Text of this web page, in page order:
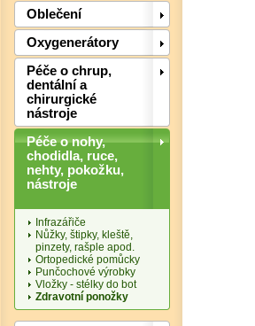
Oblečení
Oxygenerátory
Péče o chrup,
dentální a
chirurgické
nástroje
Péče o nohy,
chodidla, ruce,
nehty, pokožku,
nástroje
Infrazářiče
Nůžky, štipky, kleště,
pinzety, rašple apod.
Ortopedické pomůcky
Punčochové výrobky
Vložky - stélky do bot
Zdravotní ponožky